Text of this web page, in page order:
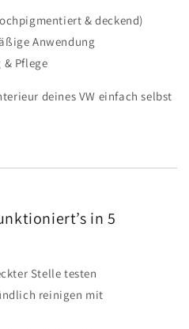
& deckend)
Anwendung
Pflege
deines VW einfach selbst
in 5
Stelle testen
reinigen mit